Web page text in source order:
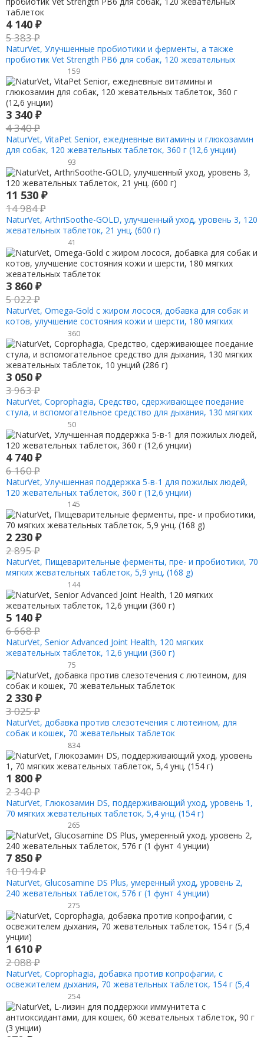
4 140 ₽
5 383₽
NaturVet, Улучшенные пробиотики и ферменты, а также
пробиотик Vet Strength PB6 для собак, 120 жевательных
159
3 340 ₽
4 340₽
NaturVet, VitaPet Senior, ежедневные витамины и глюкозамин
для собак, 120 жевательных таблеток, 360 г (12,6 унции)
93
11 530 ₽
14 984₽
NaturVet, ArthriSoothe-GOLD, улучшенный уход, уровень 3, 120
жевательных таблеток, 21 унц. (600 г)
41
3 860 ₽
5 022₽
NaturVet, Omega-Gold с жиром лосося, добавка для собак и
котов, улучшение состояния кожи и шерсти, 180 мягких
жевательных таблеток
360
3 050 ₽
3 963₽
NaturVet, Coprophagia, Средство, сдерживающее поедание
стула, и вспомогательное средство для дыхания, 130 мягких
жевательных таблеток, 10 унций (286 г)
50
4 740 ₽
6 160₽
NaturVet, Улучшенная поддержка 5-в-1 для пожилых людей,
120 жевательных таблеток, 360 г (12,6 унции)
145
2 230 ₽
2 895₽
NaturVet, Пищеварительные ферменты, пре- и пробиотики, 70
мягких жевательных таблеток, 5,9 унц. (168 g)
144
5 140 ₽
6 668₽
NaturVet, Senior Advanced Joint Health, 120 мягких
жевательных таблеток, 12,6 унции (360 г)
75
2 330 ₽
3 025₽
NaturVet, добавка против слезотечения с лютеином, для
собак и кошек, 70 жевательных таблеток
834
1 800 ₽
2 340₽
NaturVet, Глюкозамин DS, поддерживающий уход, уровень 1,
70 мягких жевательных таблеток, 5,4 унц. (154 г)
265
7 850 ₽
10 194₽
NaturVet, Glucosamine DS Plus, умеренный уход, уровень 2,
240 жевательных таблеток, 576 г (1 фунт 4 унции)
275
1 610 ₽
2 088₽
NaturVet, Coprophagia, добавка против копрофагии, с
освежителем дыхания, 70 жевательных таблеток, 154 г (5,4
254